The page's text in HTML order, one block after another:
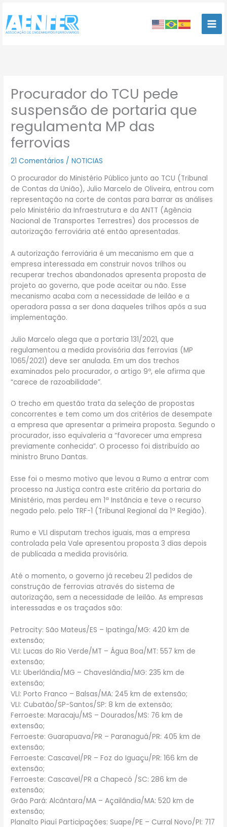
para
conteúdo
Procurador do TCU pede
suspensão de portaria que
regulamenta MP das
ferrovias
21 Comentários /NOTICIAS
O procurador do Ministério Público junto ao TCU (Tribunal
de Contas da União), Julio Marcelo de Oliveira, entrou com
representação na corte de contas para barrar as análises
pelo Ministério da Infraestrutura e da ANTT (Agência
Nacional de Transportes Terrestres) dos processos de
autorização ferroviária até então apresentadas.
A autorização ferroviária é um mecanismo em que a
empresa interessada em construir novos trilhos ou
recuperar trechos abandonados apresenta proposta de
projeto ao governo, que pode aceitar ou não. Esse
mecanismo acaba com a necessidade de leilão e a
operadora passa a ser dona daqueles trilhos após a sua
implementação.
Julio Marcelo alega que a portaria 131/2021, que
regulamentou a medida provisória das ferrovias (MP
1065/2021) deve ser anulada. Em um dos trechos
examinados pelo procurador, o artigo 9º, ele afirma que
“carece de razoabilidade”.
O trecho em questão trata da seleção de propostas
concorrentes e tem como um dos critérios de desempate
a empresa que apresentar a primeira proposta. Segundo o
procurador, isso equivaleria a “favorecer uma empresa
previamente conhecida”. O processo foi distribuído ao
ministro Bruno Dantas.
Esse foi o mesmo motivo que levou a Rumo a entrar com
processo na Justiça contra este critério da portaria do
Ministério, mas perdeu em 1ª Instância e teve o recurso
negado pelo. pelo TRF-1 (Tribunal Regional da 1ª Região).
Rumo e VLI disputam trechos iguais, mas a empresa
controlada pela Vale apresentou proposta 3 dias depois
de publicada a medida provisória.
Até o momento, o governo já recebeu 21 pedidos de
construção de ferrovias através do sistema de
autorização, sem a necessidade de leilão. As empresas
interessadas e os traçados são:
Petrocity: São Mateus/ES – Ipatinga/MG: 420 km de
extensão;
VLI: Lucas do Rio Verde/MT – Água Boa/MT: 557 km de
extensão;
VLI: Uberlândia/MG – Chaveslândia/MG: 235 km de
extensão;
VLI: Porto Franco – Balsas/MA: 245 km de extensão;
VLI: Cubatão/SP-Santos/SP: 8 km de extensão;
Ferroeste: Maracaju/MS – Dourados/MS: 76 km de
extensão;
Ferroeste: Guarapuava/PR – Paranaguá/PR: 405 km de
extensão;
Ferroeste: Cascavel/PR – Foz do Iguaçu/PR: 166 km de
extensão;
Ferroeste: Cascavel/PR a Chapecó /SC: 286 km de
extensão;
Grão Pará: Alcântara/MA – Açailândia/MA: 520 km de
extensão;
Planalto Piauí Participações: Suape/PE – Curral Novo/PI: 717